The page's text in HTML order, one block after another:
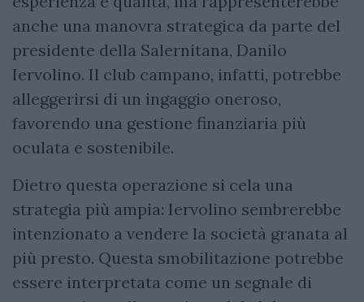
anche una manovra strategica da parte del
presidente della Salernitana, Danilo
Iervolino. Il club campano, infatti, potrebbe
alleggerirsi di un ingaggio oneroso,
favorendo una gestione finanziaria più
oculata e sostenibile.
Dietro questa operazione si cela una
strategia più ampia: Iervolino sembrerebbe
intenzionato a vendere la società granata al
più presto. Questa smobilitazione potrebbe
essere interpretata come un segnale di